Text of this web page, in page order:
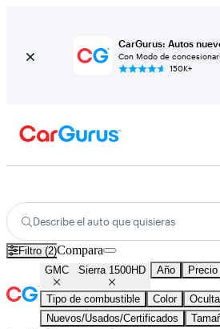
CarGurus: Autos
Con Modo de
150K+
Describe el auto que quisieras
Filtro (2)Compara
GMC Sierra 1500HD Año Precio
Tipo de combustible Color
Nuevos/Usados/Certificados